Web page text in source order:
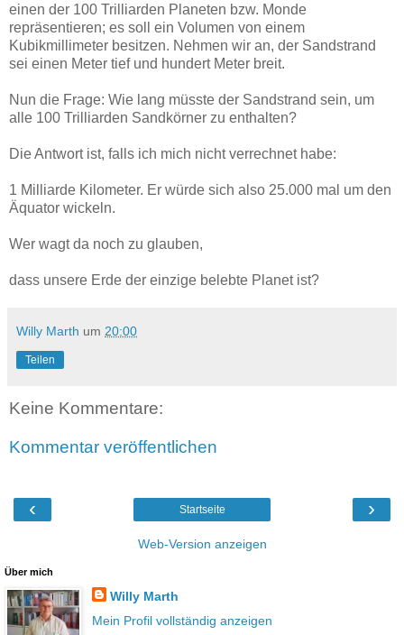
einen der 100 Trilliarden Planeten bzw. Monde
repräsentieren; es soll ein Volumen von einem
Kubikmillimeter besitzen. Nehmen wir an, der Sandstrand
sei einen Meter tief und hundert Meter breit.
Nun die Frage: Wie lang müsste der Sandstrand sein, um
alle 100 Trilliarden Sandkörner zu enthalten?
Die Antwort ist, falls ich mich nicht verrechnet habe:
1 Milliarde Kilometer. Er würde sich also 25.000 mal um den
Äquator wickeln.
Wer wagt da noch zu glauben,
dass unsere Erde der einzige belebte Planet ist?
Willy Marth um 20:00
Teilen
Keine Kommentare:
Kommentar veröffentlichen
‹ ›
Startseite
Web-Version anzeigen
Über mich
Willy Marth
Mein Profil vollständig anzeigen